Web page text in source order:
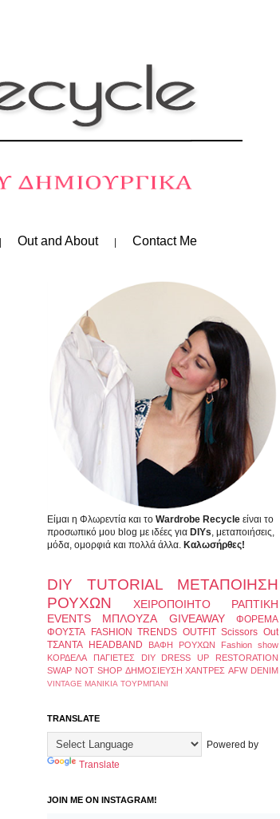
Out and About Contact Me
Είμαι η Φλωρεντία και το Wardrobe Recycle είναι το
προσωπικό μου blog με ιδέες για DIYs, μεταποιήσεις,
μόδα, ομορφιά και πολλά άλλα. Καλωσήρθες!
DIY TUTORIAL
ΜΕΤΑΠΟΙΗΣΗ
ΡΟΥΧΩΝ
ΧΕΙΡΟΠΟΙΗΤΟ
ΡΑΠΤΙΚΗ
EVENTS
ΜΠΛΟΥΖΑ GIVEAWAY
ΦΟΡΕΜΑ
ΦΟΥΣΤΑ
FASHION TRENDS OUTFIT Scissors Out
ΤΣΑΝΤΑ
HEADBAND ΒΑΦΗ ΡΟΥΧΩΝ
Fashion show
ΚΟΡΔΕΛΑ
ΠΑΓΙΕΤΕΣ DIY DRESS UP
RESTORATION
SWAP NOT SHOP ΔΗΜΟΣΙΕΥΣΗ ΧΑΝΤΡΕΣ AFW DENIM
VINTAGE ΜΑΝΙΚΙΑ ΤΟΥΡΜΠΑΝΙ
TRANSLATE
Powered by
Translate
JOIN ME ON INSTAGRAM!